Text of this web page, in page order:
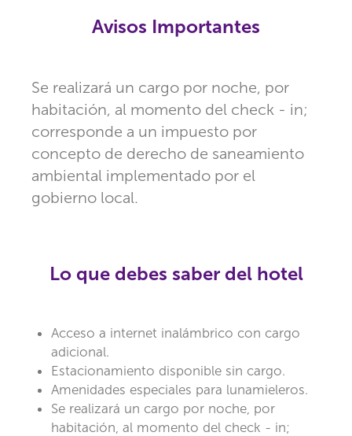
Avisos Importantes
Se realizará un cargo por noche, por
habitación, al momento del check - in;
corresponde a un impuesto por
concepto de derecho de saneamiento
ambiental implementado por el
gobierno local.
Lo que debes saber del hotel
Acceso a internet inalámbrico con cargo
adicional.
Estacionamiento disponible sin cargo.
Amenidades especiales para lunamieleros.
Se realizará un cargo por noche, por
habitación, al momento del check - in;